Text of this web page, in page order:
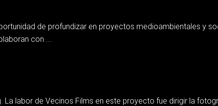
de profundizar en proyectos medioambientales y
con ...
labor de Vecinos Films en este proyecto fue dirigir la